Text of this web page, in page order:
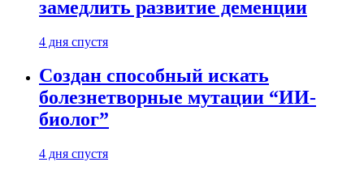
замедлить развитие деменции
4 дня спустя
Создан способный искать
болезнетворные мутации “ИИ-
биолог”
4 дня спустя